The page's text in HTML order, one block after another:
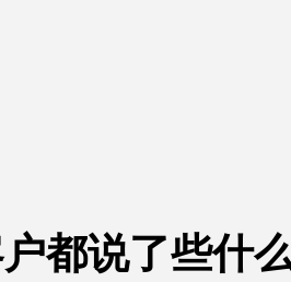
都说了些什